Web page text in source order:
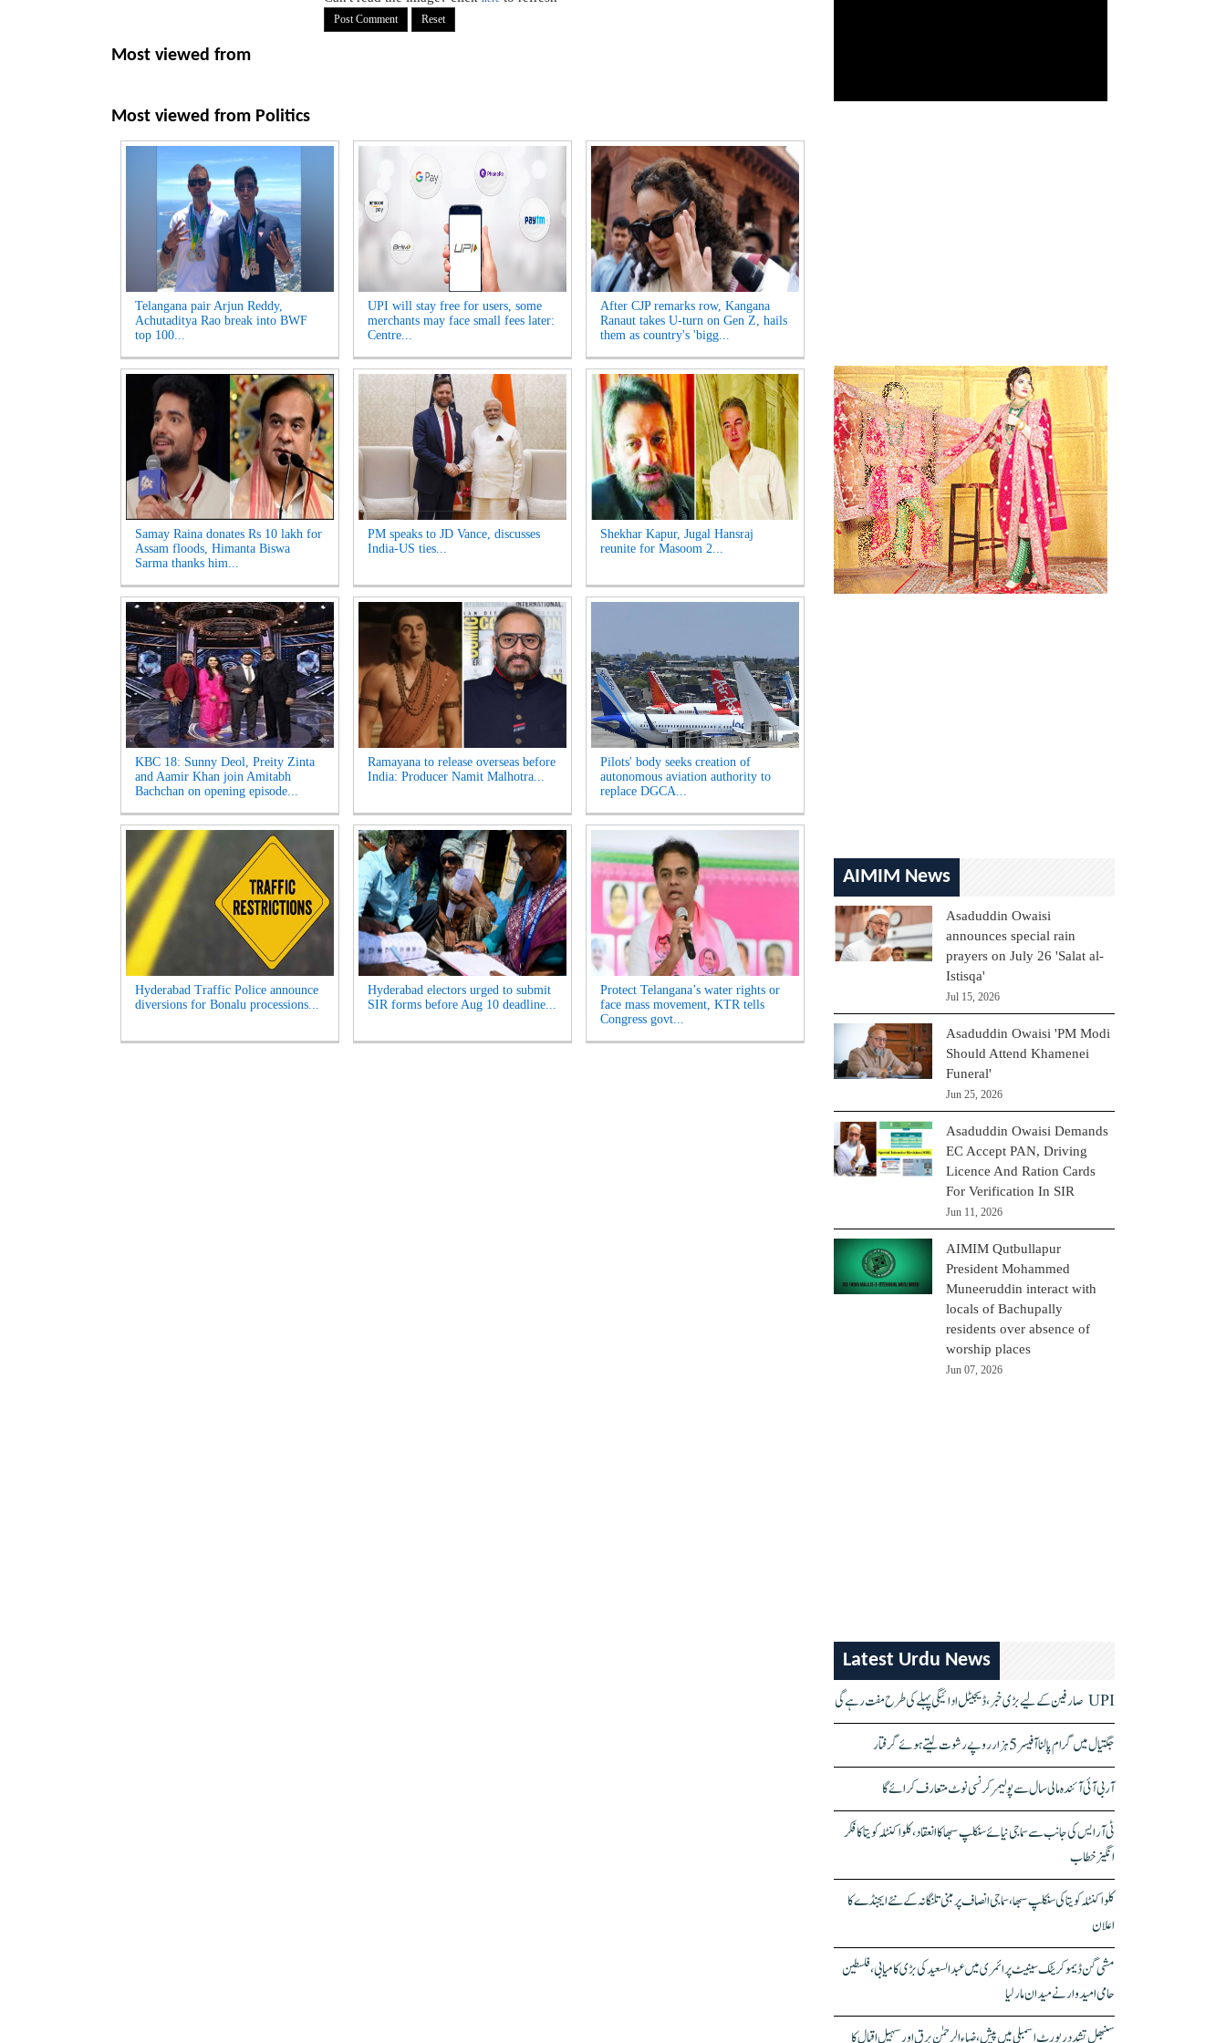
Most viewed from
Most viewed from Politics
Telangana pair Arjun Reddy,
Achutaditya Rao break into BWF
top 100...
UPI will stay free for users, some
merchants may face small fees later:
Centre...
After CJP remarks row, Kangana
Ranaut takes U-turn on Gen Z, hails
them as country's 'bigg...
Samay Raina donates Rs 10 lakh for
Assam floods, Himanta Biswa
Sarma thanks him...
PM speaks to JD Vance, discusses
India-US ties...
Shekhar Kapur, Jugal Hansraj
reunite for Masoom 2...
KBC 18: Sunny Deol, Preity Zinta
and Aamir Khan join Amitabh
Bachchan on opening episode...
Ramayana to release overseas before
India: Producer Namit Malhotra...
Pilots' body seeks creation of
autonomous aviation authority to
replace DGCA...
Hyderabad Traffic Police announce
diversions for Bonalu processions...
Hyderabad electors urged to submit
SIR forms before Aug 10 deadline...
Protect Telangana’s water rights or
face mass movement, KTR tells
Congress govt...
AIMIM News
Asaduddin Owaisi
announces special rain
prayers on July 26 'Salat al-
Istisqa'
Jul 15, 2026
Asaduddin Owaisi 'PM Modi
Should Attend Khamenei
Funeral'
Jun 25, 2026
Asaduddin Owaisi Demands
EC Accept PAN, Driving
Licence And Ration Cards
For Verification In SIR
Jun 11, 2026
AIMIM Qutbullapur
President Mohammed
Muneeruddin interact with
locals of Bachupally
residents over absence of
worship places
Jun 07, 2026
Latest Urdu News
UPI صارفین کے لیے بڑی خبر، ڈیجیٹل ادائیگی پہلے کی طرح مفت رہے گی
جگتیال میں گرام پالنا آفیسر 5 ہزار روپے رشوت لیتے ہوئے گرفتار
آر بی آئی آئندہ مالی سال سے پولیمر کرنسی نوٹ متعارف کرائے گا
ٹی آر ایس کی جانب سے سماجی نیائے سنکلپ سبھا کا انعقاد، کلواکنٹلہ کویتا کا فکر
انگیز خطاب
کلواکنٹلہ کویتا کی سنکلپ سبھا، سماجی انصاف پر مبنی تلنگانہ کے نئے ایجنڈے کا
اعلان
مشی گن ڈیموکریٹک سینیٹ پرائمری میں عبدالسعید کی بڑی کامیابی، فلسطین
حامی امیدوار نے میدان مار لیا
سنبھل تشدد رپورٹ اسمبلی میں پیش، ضیاء الرحمٰن برق اور سہیل اقبال کا